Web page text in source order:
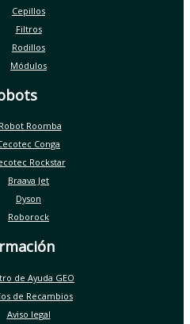
Cepillos
Filtros
Rodillos
Módulos
Roomba
Conga
Rockstar
Braava Jet
Dyson
Roborock
de Ayuda GEO
de Recambios
Aviso legal